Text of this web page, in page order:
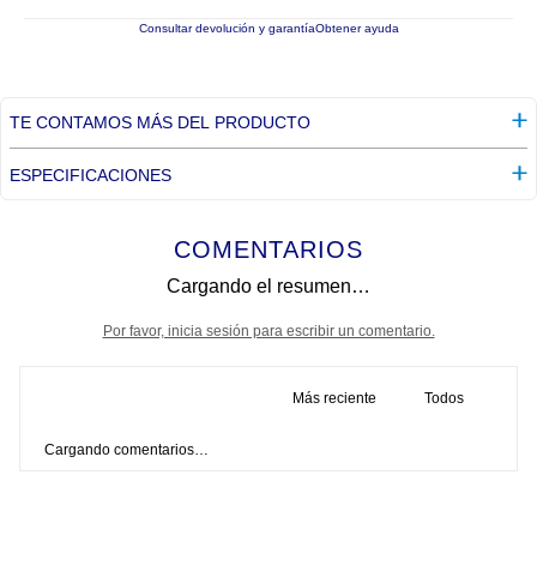
Consultar devolución y garantíaObtener ayuda
TE CONTAMOS MÁS DEL PRODUCTO
ESPECIFICACIONES
COMENTARIOS
Cargando el resumen…
Por favor, inicia sesión para escribir un comentario.
Más reciente Todos
Cargando comentarios…